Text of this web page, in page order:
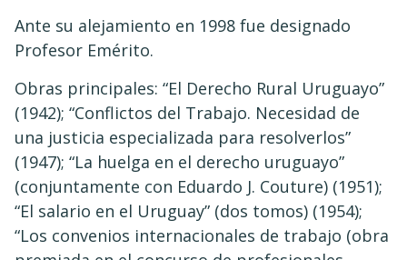
Ante su alejamiento en 1998 fue designado
Profesor Emérito.
Obras principales: “El Derecho Rural Uruguayo”
(1942); “Conflictos del Trabajo. Necesidad de
una justicia especializada para resolverlos”
(1947); “La huelga en el derecho uruguayo”
(conjuntamente con Eduardo J. Couture) (1951);
“El salario en el Uruguay” (dos tomos) (1954);
“Los convenios internacionales de trabajo (obra